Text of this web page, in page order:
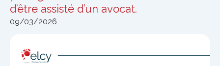
d’être assisté d’un avocat.
09/03/2026